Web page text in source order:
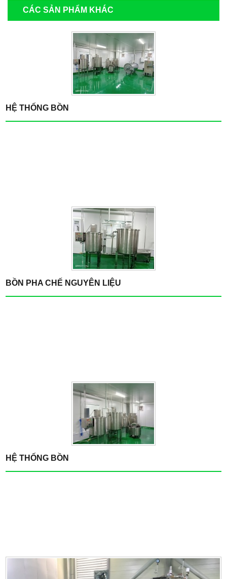
CÁC SẢN PHẨM KHÁC
HỆ THỐNG BỒN
BỒN PHA CHẾ NGUYÊN LIỆU
HỆ THỐNG BỒN